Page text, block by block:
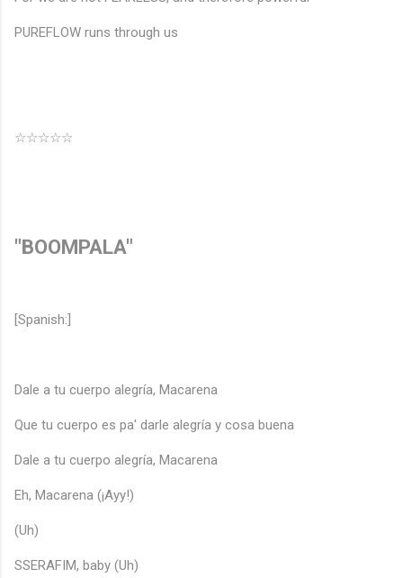
PUREFLOW runs through us
☆☆☆☆☆
"BOOMPALA"
[Spanish:]
Dale a tu cuerpo alegría, Macarena
Que tu cuerpo es pa' darle alegría y cosa buena
Dale a tu cuerpo alegría, Macarena
Eh, Macarena (¡Ayy!)
(Uh)
SSERAFIM, baby (Uh)